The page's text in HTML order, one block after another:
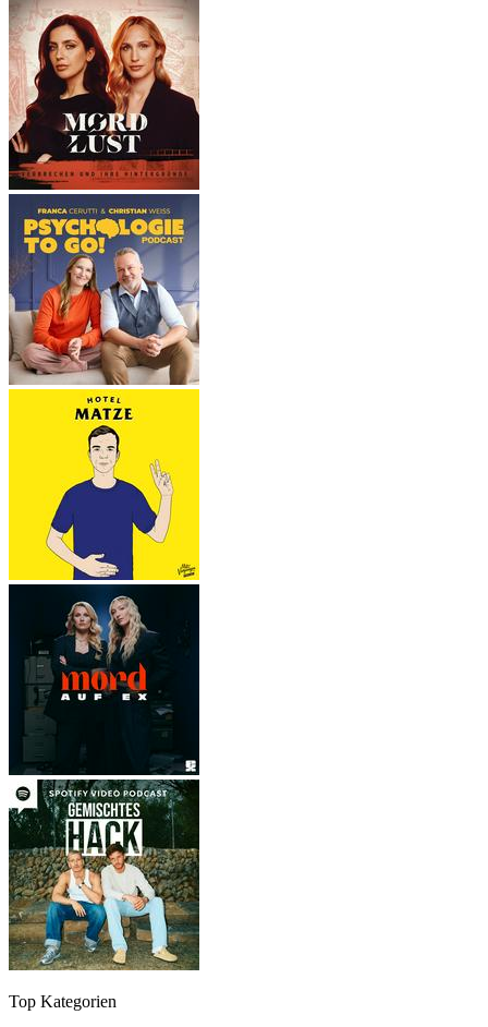
Top Kategorien